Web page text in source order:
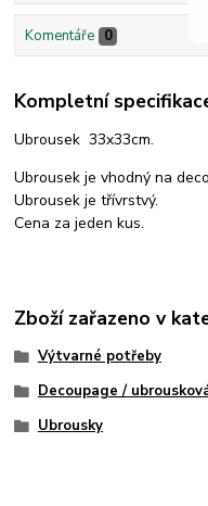
Komentáře 0
Kompletní
Ubrousek 33x33cm.
Ubrousek je vhodný na
Ubrousek je třívrstvý.
Cena za jeden kus.
Zboží zařazeno v
Výtvarné potřeby
Decoupage /
Ubrousky